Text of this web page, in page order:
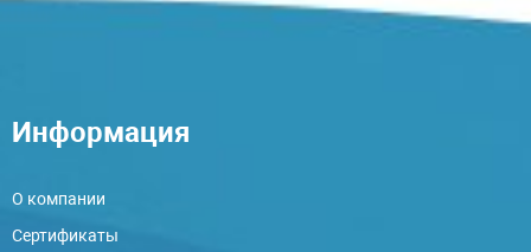
Информация
О компании
Сертификаты